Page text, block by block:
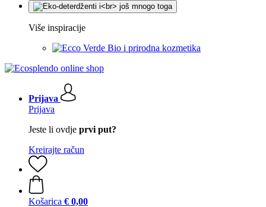
Više inspiracije
Bio i prirodna kozmetika
Prijava
Prijava
Jeste li ovdje prvi put?
Kreirajte račun
Košarica € 0,00